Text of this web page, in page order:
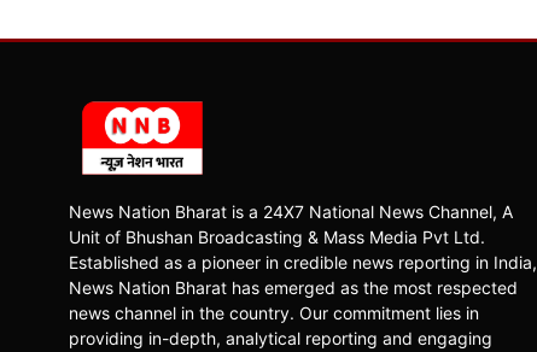
News Nation Bharat is a 24X7 National News Channel, A
Unit of Bhushan Broadcasting & Mass Media Pvt Ltd.
Established as a pioneer in credible news reporting in India,
News Nation Bharat has emerged as the most respected
news channel in the country. Our commitment lies in
providing in-depth, analytical reporting and engaging